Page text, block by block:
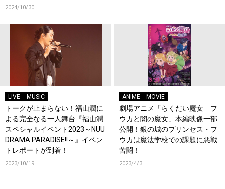
グテーマに決定！
2024/10/30
LIVE MUSIC
トークが止まらない！福山潤に
よる完全なる一人舞台『福山潤
スペシャルイベント2023～NUU
DRAMA PARADISE!!～』イベン
トレポートが到着！
2023/10/19
ANIME MOVIE
劇場アニメ「らくだい魔女 フ
ウカと闇の魔女」本編映像一部
公開！銀の城のプリンセス・フ
ウカは魔法学校での課題に悪戦
苦闘！
2023/4/3